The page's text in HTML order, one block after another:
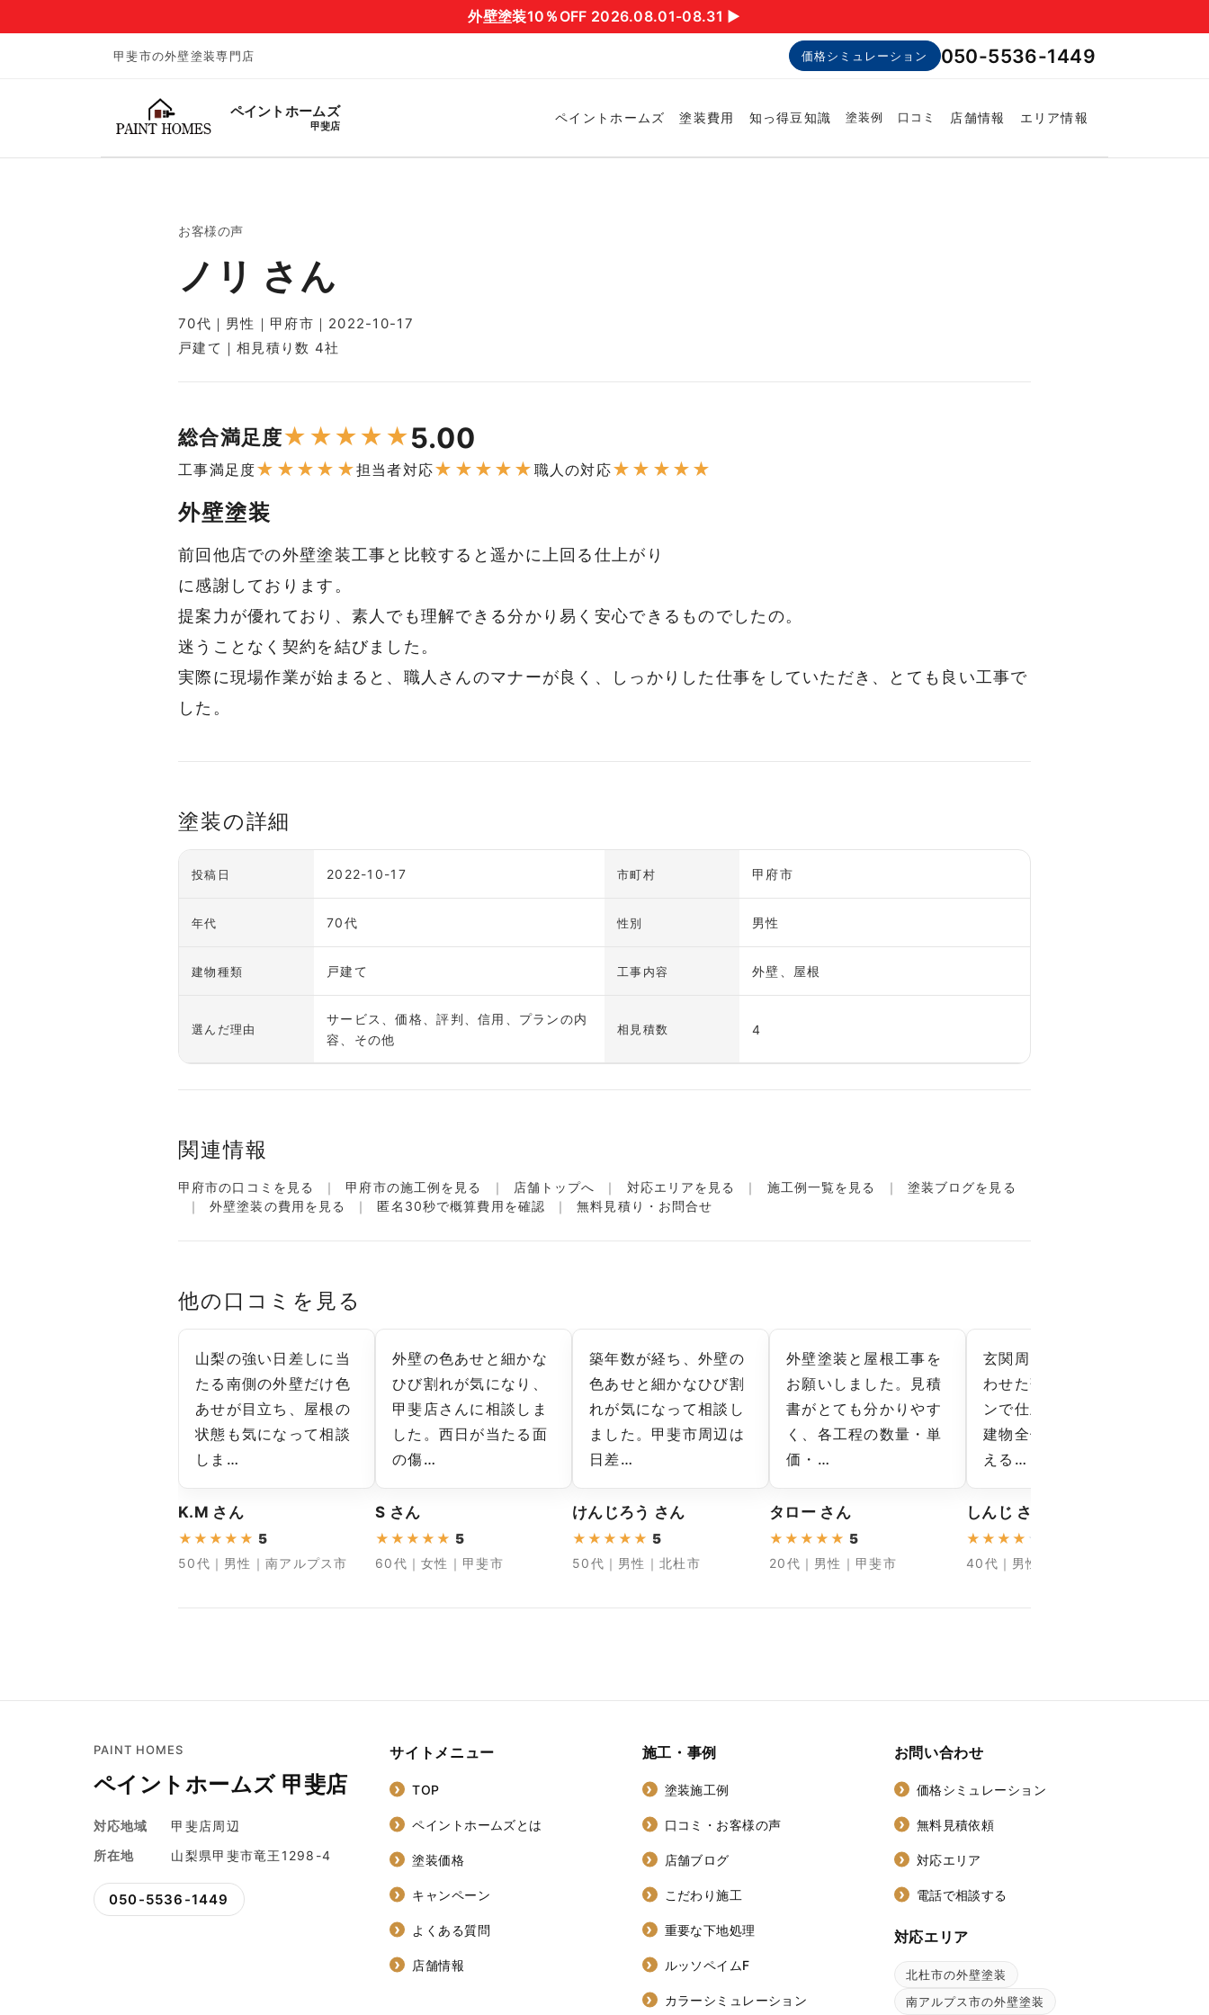
外壁塗装10％OFF 2026.08.01-08.31 ▶︎
甲斐市の外壁塗装専門店 価格シミュレーション 050-5536-1449
ペイントホームズ
甲斐店
ペイントホームズ 塗装費用 知っ得豆知識 塗装例 口コミ 店舗情報 エリア情報
お客様の声
ノリ さん
70代｜男性｜甲府市｜2022-10-17
戸建て｜相見積り数 4社
総合満足度★ ★★★ ★5.00
工事満足度★ ★ ★ ★ ★担当者対応★ ★ ★ ★ ★ 職人の対応★ ★ ★ ★ ★
外壁塗装
前回他店での外壁塗装工事と比較すると遥かに上回る仕上がり
に感謝しております。
提案力が優れており、素人でも理解できる分かり易く安心できるものでしたの。
迷うことなく契約を結びました。
実際に現場作業が始まると、職人さんのマナーが良く、しっかりした仕事をしていただき、とても良い工事で
した。
塗装の詳細
投稿日 2022-10-17 市町村 甲府市
年代 70代 性別 男性
建物種類 戸建て 工事内容 外壁、屋根
選んだ理由
サービス、価格、評判、信用、プランの内
容、その他
相見積数 4
関連情報
甲府市の口コミを見る 甲府市の施工例を見る 店舗トップへ 対応エリアを見る 施工例一覧を見る
塗装ブログを見る
外壁塗装の費用を見る
匿名30秒で概算費用を確認 無料見積り・お問合せ
他の口コミを見る
山梨の強い日差しに当
たる南側の外壁だけ色
あせが目立ち、屋根の
状態も気になって相談
しま…
K.M さん
★ ★ ★ ★ ★ 5
50代｜男性｜南アルプス市
外壁の色あせと細かな
ひび割れが気になり、
甲斐店さんに相談しま
した。西日が当たる面
の傷…
S さん
★ ★ ★ ★ ★ 5
60代｜女性｜甲斐市
築年数が経ち、外壁の
色あせと細かなひび割
れが気になって相談し
ました。甲斐市周辺は
日差…
けんじろう さん
★ ★ ★ ★ ★ 5
50代｜男性｜北杜市
外壁塗装と屋根工事を
お願いしました。見積
書がとても分かりやす
く、各工程の数量・単
価・…
タロー さん
★ ★ ★ ★ ★ 5
20代｜男性｜甲斐市
玄関周りの雰囲気に合
わせた落ち着いたトー
ンで仕上げてもらい、
建物全体が調和して見
える…
しんじ さん
★ ★ ★ ★ ★
40代｜男性｜南アルプス市
PAINT HOMES
ペイントホームズ 甲斐店
対応地域
甲斐店周辺
所在地
山梨県甲斐市竜王1298-4
050-5536-1449
サイトメニュー
TOP
ペイントホームズとは
塗装価格
キャンペーン
よくある質問
店舗情報
施工・事例
塗装施工例
口コミ・お客様の声
店舗ブログ
こだわり施工
重要な下地処理
ルッソペイムF
カラーシミュレーション
お問い合わせ
価格シミュレーション
無料見積依頼
対応エリア
電話で相談する
対応エリア
北杜市の外壁塗装
南アルプス市の外壁塗装